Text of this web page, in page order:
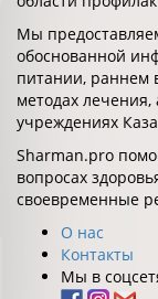
Мы
обоснованной
питании, раннем
методах
учреждениях
Sharman.pro
вопросах
своевременные
О нас
Контакты
Мы в